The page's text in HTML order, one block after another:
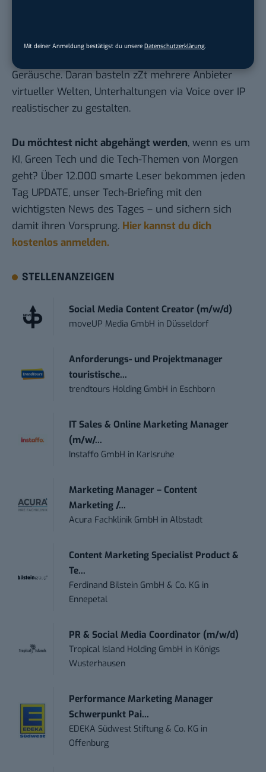
Mit deiner Anmeldung bestätigst du unsere Datenschutzerklärung
ebenso archaisch daher. Ambient what? Je
nachdem, wie ich mich drehe, höre ich andere
Geräusche. Daran basteln zZt mehrere Anbieter
virtueller Welten, Unterhaltungen via Voice over IP
realistischer zu gestalten.
Du möchtest nicht abgehängt werden, wenn es um
KI, Green Tech und die Tech-Themen von Morgen
geht? Über 12.000 smarte Leser bekommen jeden
Tag UPDATE, unser Tech-Briefing mit den
wichtigsten News des Tages – und sichern sich
damit ihren Vorsprung. Hier kannst du dich
kostenlos anmelden.
STELLENANZEIGEN
Social Media Content Creator (m/w/d)
moveUP Media GmbH in Düsseldorf
Anforderungs- und Projektmanager
touristische...
trendtours Holding GmbH in Eschborn
IT Sales & Online Marketing Manager
(m/w/...
Instaffo GmbH in Karlsruhe
Marketing Manager – Content
Marketing /...
Acura Fachklinik GmbH inAlbstadt
Content Marketing Specialist Product &
Te...
Ferdinand Bilstein GmbH & Co. KG in
Ennepetal
PR & Social Media Coordinator (m/w/d)
Tropical Island Holding GmbH in Königs
Wusterhausen
Performance Marketing Manager
Schwerpunkt Pai...
EDEKA Südwest Stiftung & Co. KG in
Offenburg